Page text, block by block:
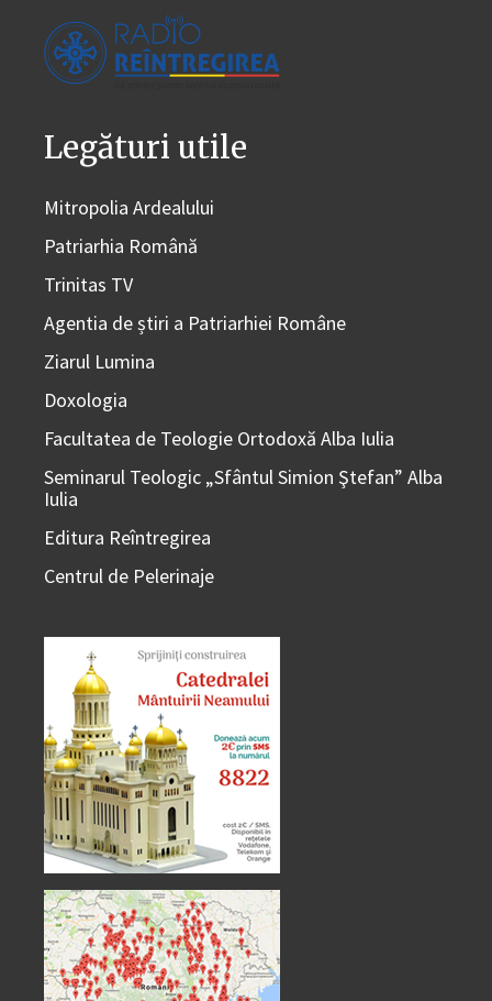
Legături utile
Mitropolia Ardealului
Patriarhia Română
Trinitas TV
Agentia de știri a Patriarhiei Române
Ziarul Lumina
Doxologia
Facultatea de Teologie Ortodoxă Alba Iulia
Seminarul Teologic „Sfântul Simion Ştefan” Alba
Iulia
Editura Reîntregirea
Centrul de Pelerinaje